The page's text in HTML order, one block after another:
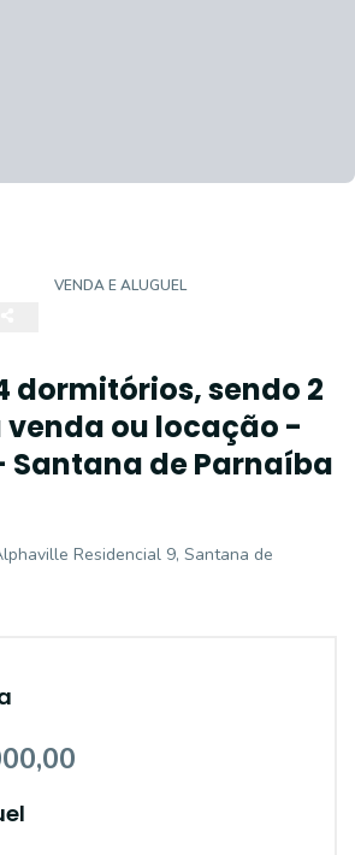
VENDA E ALUGUEL
dormitórios, sendo 2
ou locação -
de Parnaíba
Residencial 9, Santana de